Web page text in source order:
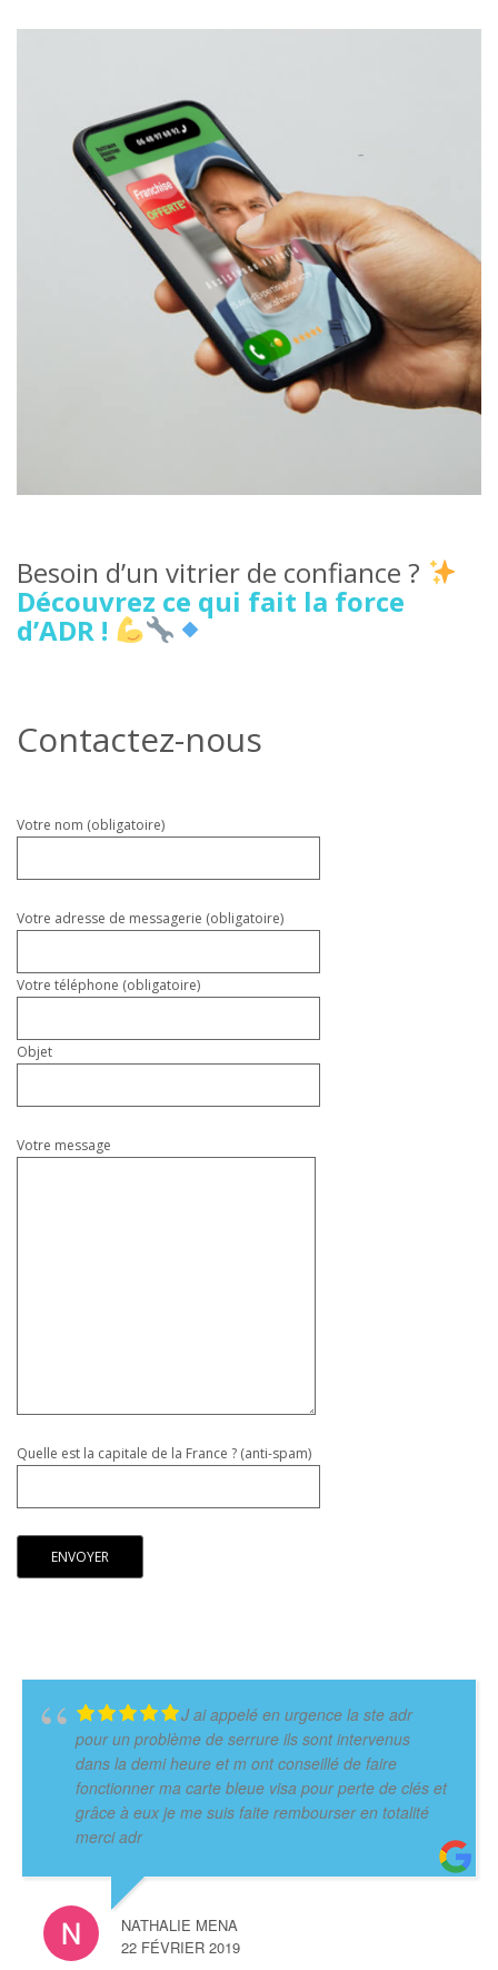
Besoin d’un vitrier de confiance ?
Découvrez ce qui fait la force
d’ADR !
Contactez-nous
Veuillez
vide.
Votre nom (obligatoire)
Votre adresse de messagerie (obligatoire)
Votre téléphone (obligatoire)
Objet
Votre message
Quelle est la capitale de la France ? (anti-spam)
J ai appelé en urgence la ste adr
pour un problème de serrure ils sont intervenus
dans la demi heure et m ont conseillé de faire
fonctionner ma carte bleue visa pour perte de clés et
grâce à eux je me suis faite rembourser en totalité
merci adr
NATHALIE MENA
22 FÉVRIER 2019